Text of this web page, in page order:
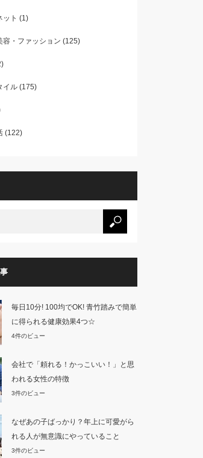
ット (1)
容・ファッション (125)
イル(175)
(122)
毎日10分! 100均でOK! 青竹踏みで簡単
に得られる健康効果4つ☆
4件のビュー
会社で「頼れる！かっこいい！」と思
われる女性の特徴
3件のビュー
なぜあの子ばっかり？年上に可愛がら
れる人が無意識にやっていること
3件のビュー